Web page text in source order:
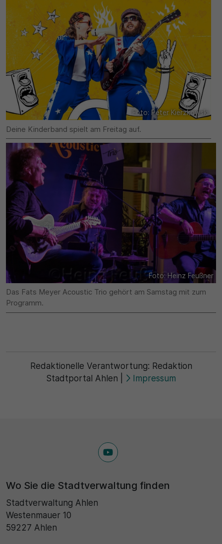
Foto: Peter Kierzkowski
Deine Kinderband spielt am Freitag auf.
Foto: Heinz Feußner
Das Fats Meyer Acoustic Trio gehört am Samstag mit zum
Programm.
Redaktionelle Verantwortung: Redaktion
Stadtportal Ahlen
Impressum
Wo Sie die Stadtverwaltung finden
Stadtverwaltung Ahlen
Westenmauer 10
59227 Ahlen